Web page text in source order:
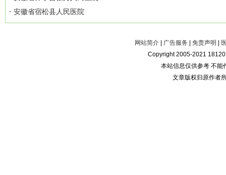
安徽省宿松县人民医院
网站简介| 广告服务 免责声明
Copyright 2005-2021
本站信息仅供参考 不能
文章版权归原作者